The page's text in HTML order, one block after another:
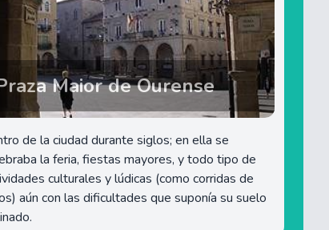
Maior de Ourense
de la ciudad durante siglos; en ella se
la feria, fiestas mayores, y todo tipo de
culturales y lúdicas (como corridas de
aún con las dificultades que suponía su suelo